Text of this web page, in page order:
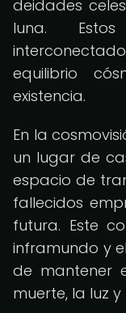
deidades
luna.
equilibrio
existencia.
En la
un lugar de
espacio de
fallecidos
futura. Este
inframundo y
de mantener
muerte, la luz